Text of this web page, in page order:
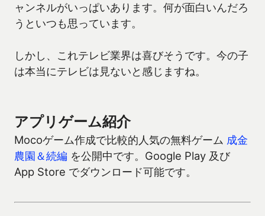
ャンネルがいっぱいあります。何が面白いんだろ
うといつも思っています。
しかし、これテレビ業界は喜びそうです。今の子
は本当にテレビは見ないと感じますね。
アプリゲーム紹介
Mocoゲーム作成で比較的人気の無料ゲーム 成金
農園＆続編 を公開中です。Google Play 及び
App Store でダウンロード可能です。